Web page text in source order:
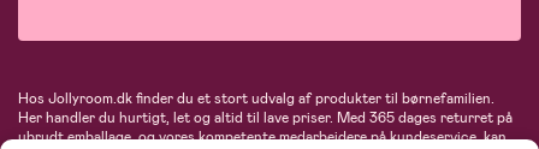
Hos Jollyroom.dk finder du et stort udvalg af produkter til børnefamilien.
Her handler du hurtigt, let og altid til lave priser. Med 365 dages returret på
ubrudt emballage, og vores kompetente medarbejdere på kundeservice, kan